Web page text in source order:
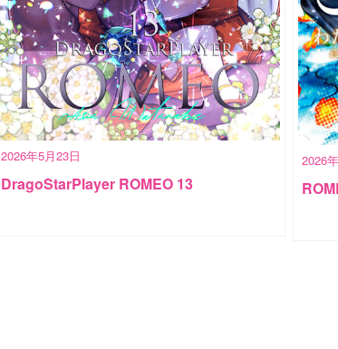
2026年5月23日
DragoStarPlayer ROMEO 13
2026